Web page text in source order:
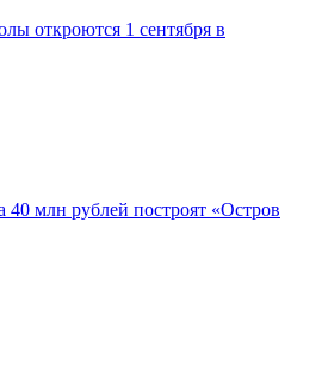
откроются 1 сентября в
40 млн рублей построят «Остров